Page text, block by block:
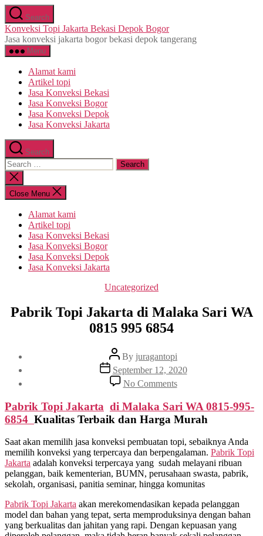
Skip
to
the
content
Search
Konveksi Topi Jakarta Bekasi Depok Bogor
Jasa konveksi jakarta bogor bekasi depok tangerang
Menu
Alamat kami
Artikel topi
Jasa Konveksi Bekasi
Jasa Konveksi Bogor
Jasa Konveksi Depok
Jasa Konveksi Jakarta
Search
Search
for:
Close
search
Close Menu
Alamat kami
Artikel topi
Jasa Konveksi Bekasi
Jasa Konveksi Bogor
Jasa Konveksi Depok
Jasa Konveksi Jakarta
Categories
Uncategorized
Pabrik Topi Jakarta di Malaka Sari WA
0815 995 6854
Post
author
By juragantopi
Post
date
September 12, 2020
No Commentson
Pabrik
Topi
Jakarta
di
Sari
WA
0815
995
6854
Pabrik Topi Jakarta di Malaka Sari WA 0815-995-
6854 Kualitas Terbaik dan Harga Murah
Saat akan memilih jasa konveksi pembuatan topi, sebaiknya Anda
memilih konveksi yang terpercaya dan berpengalaman. Pabrik Topi
Jakarta adalah konveksi terpercaya yang sudah melayani ribuan
pelanggan, baik kementerian, BUMN, perusahaan swasta, pabrik,
sekolah, organisasi, panitia seminar, hingga komunitas
Pabrik Topi Jakarta akan merekomendasikan kepada pelanggan
model dan bahan yang tepat, serta memproduksinya dengan bahan
yang berkualitas dan jahitan yang rapi. Dengan kepuasan yang